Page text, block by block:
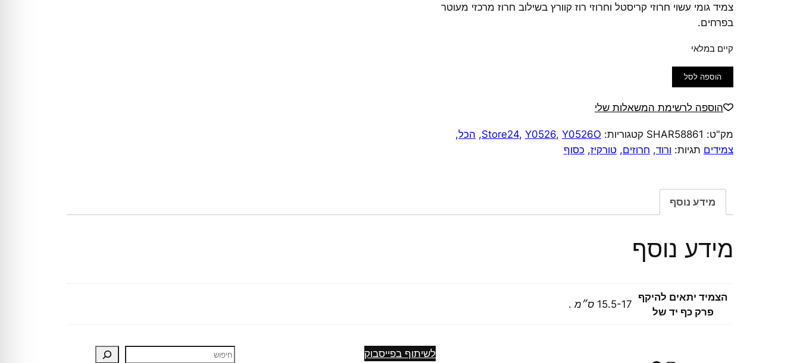
צמיד גומי עשוי חרוזי קריסטל וחרוזי רוז קוורץ בשילוב חרוז מרכזי מעוטר
בפרחים.
קיים במלאי
כמות
של
צמיד
קריסטלים
ורוז
הוספה לסל
הוספה לרשימת המשאלות שלי
מק"ט: SHAR58861 קטגוריות: Store24, Y0526, Y0526O
, הכל,
צמידים תגיות: ורוד, חרוזים, טורקיז, כסוף
מידע נוסף
מידע נוסף
הצמיד יתאים להיקף
פרק כף יד של
15.5-17 ס״מ .
לשיתוף בפייסבוק